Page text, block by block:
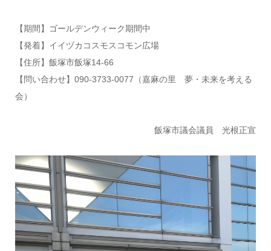
【期間】ゴールデンウィーク期間中
【発着】イイヅカコスモスコモン広場
【住所】飯塚市飯塚14-66
【問い合わせ】090-3733-0077（嘉麻の里 夢・未来を考える
会）
飯塚市議会議員 光根正宣